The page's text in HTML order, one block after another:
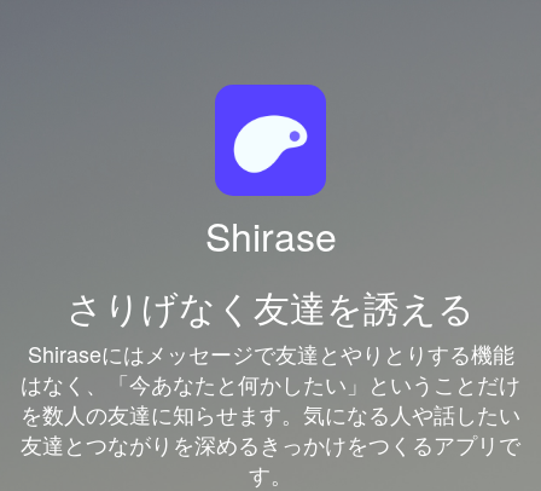
Shirase
さりげなく友達を誘える
Shiraseにはメッセージで友達とやりとりする機能
はなく、「今あなたと何かしたい」ということだけ
を数人の友達に知らせます。気になる人や話したい
友達とつながりを深めるきっかけをつくるアプリで
す。